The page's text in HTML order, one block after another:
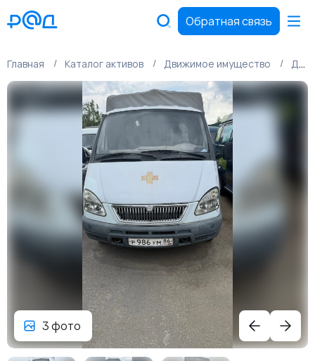
Обратная связь
Главная Каталог активов Движимое имущество Движимое имущество
3 фото